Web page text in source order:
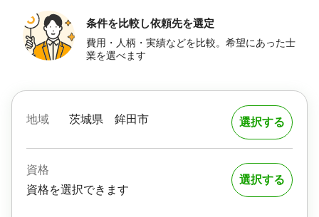
条件を比較し依頼先を選定
費用・人柄・実績などを比較。希望にあった士
業を選べます
地域 茨城県 鉾田市 選択する
資格
資格を選択できます
選択する